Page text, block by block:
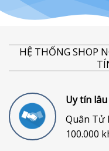
HỆ THỐNG SHOP
Uy tín
Quân Tử
100.000